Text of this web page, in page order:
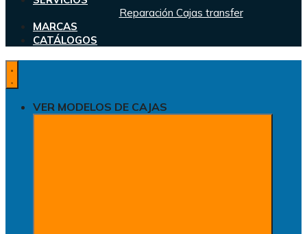
Reparación Cajas transfer
MARCAS
CATÁLOGOS
VER MODELOS DE CAJAS